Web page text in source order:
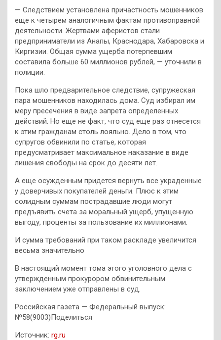
— Следствием установлена причастность мошенников
еще к четырем аналогичным фактам противоправной
деятельности. Жертвами аферистов стали
предприниматели из Анапы, Краснодара, Хабаровска и
Киргизии. Общая сумма ущерба потерпевшим
составила больше 60 миллионов рублей, — уточнили в
полиции.
Пока шло предварительное следствие, супружеская
пара мошенников находилась дома. Суд избирал им
меру пресечения в виде запрета определенных
действий. Но еще не факт, что суд еще раз отнесется
к этим гражданам столь лояльно. Дело в том, что
супругов обвинили по статье, которая
предусматривает максимальное наказание в виде
лишения свободы на срок до десяти лет.
А еще осужденным придется вернуть все украденные
у доверчивых покупателей деньги. Плюс к этим
солидным суммам пострадавшие люди могут
предъявить счета за моральный ущерб, упущенную
выгоду, проценты за пользование их миллионами.
И сумма требований при таком раскладе увеличится
весьма значительно
В настоящий момент тома этого уголовного дела с
утвержденным прокурором обвинительным
заключением уже отправлены в суд.
Российская газета — Федеральный выпуск:
№58(9003)Поделиться
Источник: rg.ru